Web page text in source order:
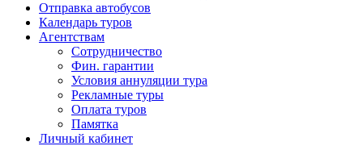
Отправка автобусов
Календарь туров
Агентствам
Сотрудничество
Фин. гарантии
Условия аннуляции тура
Рекламные туры
Оплата туров
Памятка
Личный кабинет